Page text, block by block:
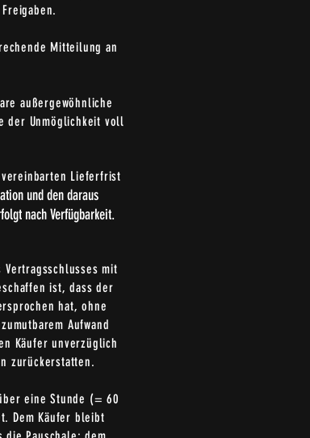
Mitteilung an
außergewöhnliche
der Unmöglichkeit voll
Lieferfrist
und den daraus
nach Verfügbarkeit.
mit
ist, dass der
hat, ohne
Aufwand
Käufer unverzüglich
zurückerstatten.
eine Stunde (= 60
Dem Käufer bleibt